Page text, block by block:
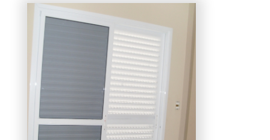
Você está procurando por
empresas que fazem porta de
alumínio branco para quarto
Bairro do Limão?
A Esquadriflex tem a sua organização
focada nos resultados positivos e na
segurança. Ela procura trabalhar sempre com
a máxima eficiência e qualidade em seus
serviços e é capaz de garantir o melhor custo
benefício para seus clientes para que a
satisfação deles seja atingida.